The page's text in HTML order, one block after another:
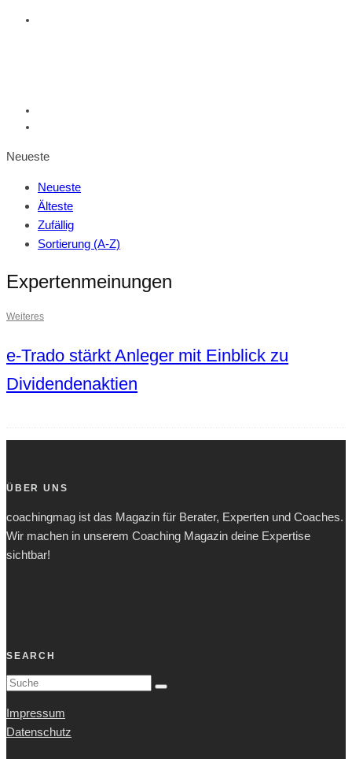
Neueste
Neueste
Älteste
Zufällig
Sortierung (A-Z)
Expertenmeinungen
Weiteres
e-Trado stärkt Anleger mit Einblick zu
Dividendenaktien
ÜBER UNS
coachingmag ist das Magazin für Berater, Experten und Coaches.
Wir machen in unserem Coaching Magazin deine Expertise
sichtbar!
SEARCH
Impressum
Datenschutz